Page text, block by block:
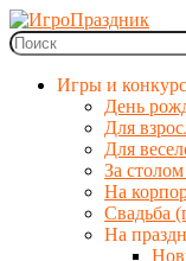
Игры и
День
Для
Для
За
На
Свадьба
На